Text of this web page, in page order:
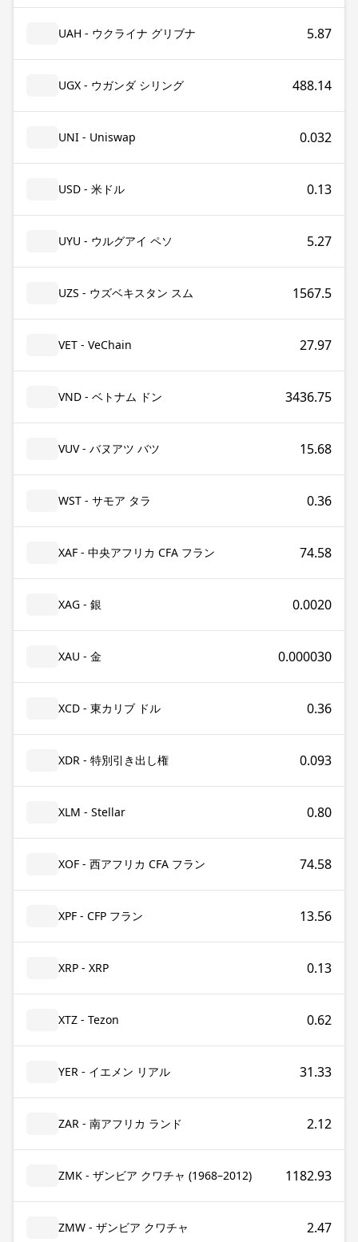
UAH - ウクライナ グリブナ 5.87
UGX - ウガンダ シリング 488.14
UNI - Uniswap 0.032
USD - 米ドル 0.13
UYU - ウルグアイ ペソ 5.27
UZS - ウズベキスタン スム 1567.5
VET - VeChain 27.97
VND - ベトナム ドン 3436.75
VUV - バヌアツ バツ 15.68
WST - サモア タラ 0.36
XAF - 中央アフリカ CFA フラン 74.58
XAG - 銀 0.0020
XAU - 金 0.000030
XCD - 東カリブ ドル 0.36
XDR - 特別引き出し権 0.093
XLM - Stellar 0.80
XOF - 西アフリカ CFA フラン 74.58
XPF - CFP フラン 13.56
XRP - XRP 0.13
XTZ - Tezon 0.62
YER - イエメン リアル 31.33
ZAR - 南アフリカ ランド 2.12
ZMK - ザンビア クワチャ (1968–2012) 1182.93
ZMW - ザンビア クワチャ 2.47